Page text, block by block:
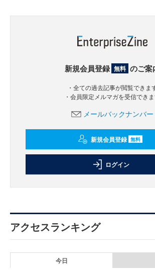
新規会員登録 無料 のご案
・全ての過去記事が閲覧できま
・会員限定メルマガを受信でき
メールバックナンバー
新規会員登録 無料
ログイン
アクセスランキング
今日